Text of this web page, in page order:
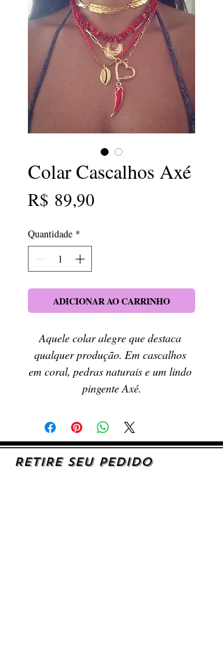
Colar Cascalhos Axé
R$ 89,90
Quantidade *
ADICIONAR AO CARRINHO
Aquele colar alegre que destaca
qualquer produção. Em cascalhos
em coral, pedras naturais e um lindo
pingente Axé.
RETIRE SEU PEDIDO